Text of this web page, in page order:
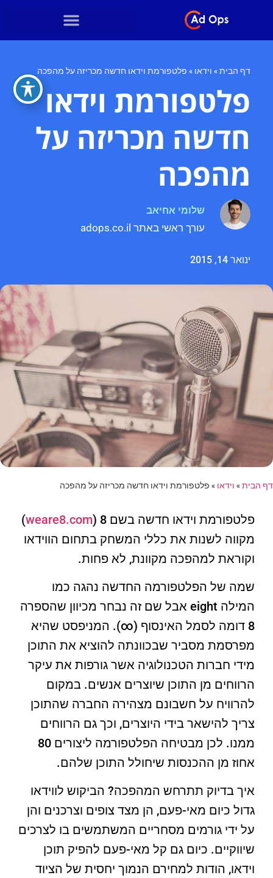
דף הבית» וידאו » פלטפורמת וידאו חדשה מכריזה על מהפכה
פלטפורמת וידאו
חדשה מכריזה על
מהפכה
שלומי אחיאב
עורך ראשי באתר adops.co.il
ינואר 14, 2015
דף הבית» וידאו » פלטפורמת וידאו חדשה מכריזה על מהפכה
פלטפורמת וידאו חדשה בשם 8 ( weare8.com
)
מקווה לשנות את כללי המשחק בתחום הווידאו
וקוראת למהפכה מקוונת, לא פחות.
שמה של הפלטפורמה החדשה נהגה כמו
המילה eight אבל שם זה נבחר מכיוון שהספרה
8 דומה לסמל האינסוף (∞). המניפסט שהיא
מפרסמת מסביר שבכוונתה להוציא את התוכן
מידי חברות הטכנולוגיה אשר גורפות את עיקר
הרווחים מן התוכן שיוצרים אנשים. במקום
להרוויח על חשבונם מצהירה החברה שהתוכן
צריך להישאר בידי היוצרים, וכך גם הרווחים
ממנו. לכן מבטיחה הפלטפורמה ליצורים 80
אחוז מן ההכנסות שיחולל התוכן שלהם.
איך בדיוק תתרחש המהפכה? הביקוש לווידאו
גדול כיום מאי-פעם, הן מצד צופים וצרכנים והן
על ידי גורמים מסחריים המשתמשים בו לצרכים
שיווקיים. כיום גם קל מאי-פעם להפיק תוכן
וידאו, הודות למחירם הנמוך יחסית של הציוד